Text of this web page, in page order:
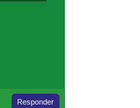
Responder